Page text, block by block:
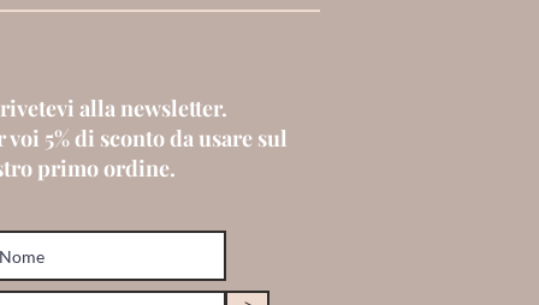
alla newsletter.
voi 5% di sconto da usare sul
primo ordine.